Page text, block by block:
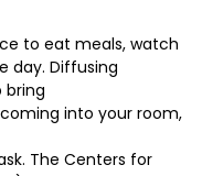
to eat meals, watch
day. Diffusing
bring
into your room,
The Centers for